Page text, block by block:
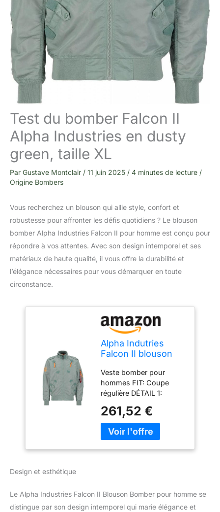
Test du bomber Falcon II
Alpha Industries en dusty
green, taille XL
Par Gustave Montclair / 11 juin 2025 / 4 minutes de lecture /
Origine Bombers
Vous recherchez un blouson qui allie style, confort et
robustesse pour affronter les défis quotidiens ? Le blouson
bomber Alpha Industries Falcon II pour homme est conçu pour
répondre à vos attentes. Avec son design intemporel et ses
matériaux de haute qualité, il vous offre la durabilité et
l’élégance nécessaires pour vous démarquer en toute
circonstance.
Alpha Indutries
Falcon II blouson
homme Dusty
Green
Veste bomber pour
hommes FIT: Coupe
régulière DÉTAIL 1:
contrastée DÉTAIL 2:
Poches spacieuses
261,52 €
Design et esthétique
Le Alpha Industries Falcon II Blouson Bomber pour homme se
distingue par son design intemporel qui marie élégance et